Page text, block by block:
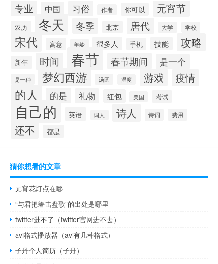
专业 中国 习俗 作者 你可以 元宵节
农历 冬天 冬季 北京 唐代 大学 学校
宋代 寓意 年龄 很多人 手机 技能 攻略
新年 时间 春节 春节期间 是一个
是一种 梦幻西游 汤圆 温度 游戏 疫情
的人 的是 礼物 红包 美国 考试
自己的 英语 词人 诗人 诗词 费用
还不 都是
猜你想看的文章
元宵花灯点在哪
“与君把箸击盘歌”的出处是哪里
twitter进不了（twitter官网进不去）
avi格式播放器（avi有几种格式）
子丹个人简历（子丹）